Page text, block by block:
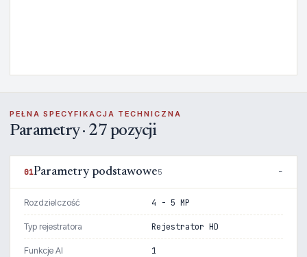
PEŁNA SPECYFIKACJA TECHNICZNA
Parametry · 27 pozycji
01Parametry podstawowe5
Rozdzielczość 4 - 5 MP
Typ rejestratora Rejestrator HD
Funkcje AI 1